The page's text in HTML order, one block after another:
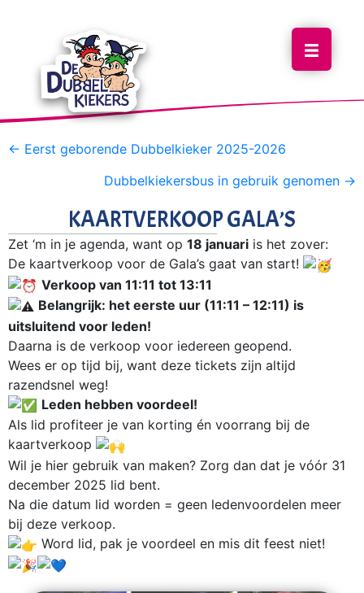
POSTS
NAVIGATION
← Eerst geborende Dubbelkieker 2025-2026
Dubbelkiekersbus in gebruik genomen →
KAARTVERKOOP GALA’S
Zet ‘m in je agenda, want op 18 januari is het zover:
De kaartverkoop voor de Gala’s gaat van start!
Verkoop van 11:11 tot 13:11
Belangrijk: het eerste uur (11:11 – 12:11) is
uitsluitend voor leden!
Daarna is de verkoop voor iedereen geopend.
Wees er op tijd bij, want deze tickets zijn altijd
razendsnel weg!
Leden hebben voordeel!
Als lid profiteer je van korting én voorrang bij de
kaartverkoop
Wil je hier gebruik van maken? Zorg dan dat je vóór 31
december 2025 lid bent.
Na die datum lid worden = geen ledenvoordelen meer
bij deze verkoop.
Word lid, pak je voordeel en mis dit feest niet!